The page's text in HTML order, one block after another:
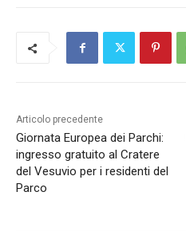
Articolo precedente
Giornata Europea dei Parchi:
ingresso gratuito al Cratere
del Vesuvio per i residenti del
Parco